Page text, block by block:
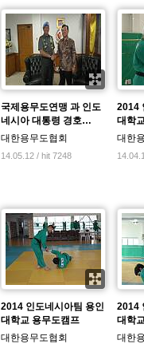
국제용무도연맹 과 인도
네시아 대통령 경호…
대한용무도협회
14.05.12 / hit 7248
2014
대학
대한
2014 인도네시아팀 용인
대학교 용무도캠프
대한용무도협회
2014
대학
대한